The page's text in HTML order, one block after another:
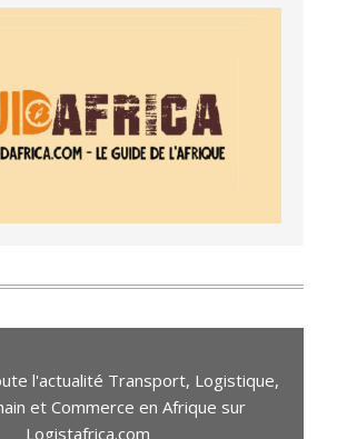
l'actualité Transport, Logistique,
et Commerce en Afrique sur
Logistafrica.com